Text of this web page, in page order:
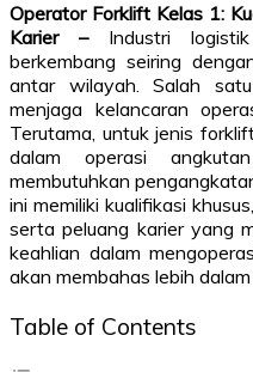
Operator Forklift Kelas 1:
Karier – Industri
berkembang seiring
antar wilayah. Salah
menjaga kelancaran
Terutama, untuk jenis
dalam operasi
membutuhkan
ini memiliki kualifikasi
serta peluang karier yang
keahlian dalam
akan membahas lebih
Table of Contents